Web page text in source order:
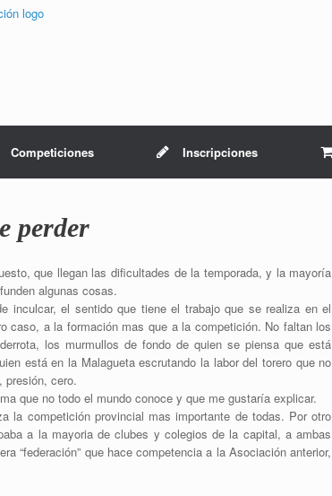
Competiciones Inscripciones
perder
que llegan las dificultades de la temporada, y la mayoría
algunas cosas.
inculcar, el sentido que tiene el trabajo que se realiza en el
a la formación mas que a la competición. No faltan los
los murmullos de fondo de quien se piensa que está
está en la Malagueta escrutando la labor del torero que no
presión, cero.
que no todo el mundo conoce y que me gustaría explicar.
la competición provincial mas importante de todas. Por otro
a la mayoria de clubes y colegios de la capital, a ambas
“federación” que hace competencia a la Asociación anterior,